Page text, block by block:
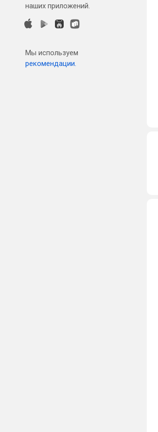
наших приложений.
Мы используем
рекомендации.